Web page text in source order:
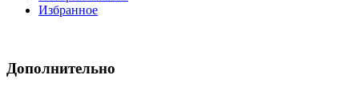
Избранное
Дополнительно